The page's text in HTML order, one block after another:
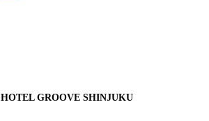
HOTEL GROOVE SHINJUKU